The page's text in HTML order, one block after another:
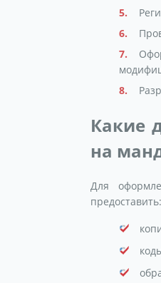
Какие
на
Для
предоставить: